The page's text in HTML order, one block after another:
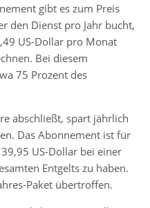
gibt es zum Preis
den Dienst pro Jahr bucht,
US-Dollar pro Monat
Bei diesem
75 Prozent des
abschließt, spart jährlich
Das Abonnement ist für
US-Dollar bei einer
Entgelts zu haben.
Paket übertroffen.